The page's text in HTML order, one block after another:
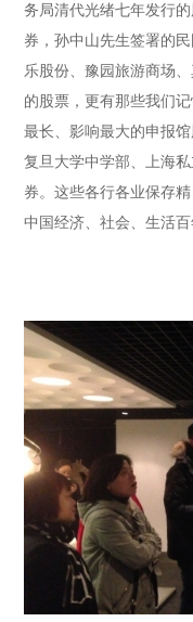
务局清代光绪七年发行
券，孙中山先生签署的
乐股份、豫园旅游商场
的股票，更有那些我们
最长、影响最大的申报
复旦大学中学部、上海
券。这些各行各业保存
中国经济、社会、生活百